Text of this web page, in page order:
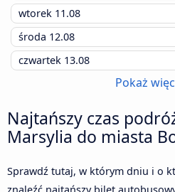
wtorek 11.08
środa 12.08
czwartek 13.08
Pokaż
Najtańszy czas
Marsylia do miasta
Sprawdź tutaj, w którym dniu i o